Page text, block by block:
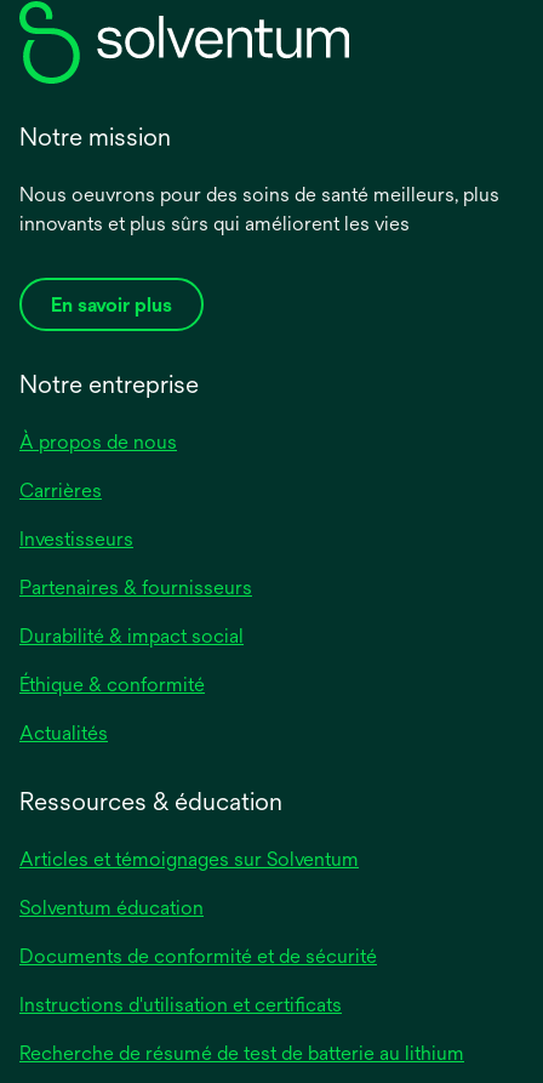
Notre mission
Nous oeuvrons pour des soins de santé meilleurs, plus
innovants et plus sûrs qui améliorent les vies
En savoir plus
Notre entreprise
À propos de nous
Carrières
Investisseurs
un
nouvel
onglet
Partenaires & fournisseurs
Durabilité & impact social
Éthique & conformité
Actualités
onglet
Ressources & éducation
Articles et témoignages sur Solventum
Solventum éducation
Documents de conformité et de sécurité
Instructions d'utilisation et certificats
un
Recherche de résumé de test de batterie au lithium